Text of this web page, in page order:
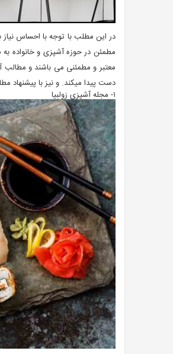
معتبر و مطمئنی می باشند و مطالب
دست پیدا میکند. و نیز با پیشنهاد
۱- مجله آشپزی زولبیا